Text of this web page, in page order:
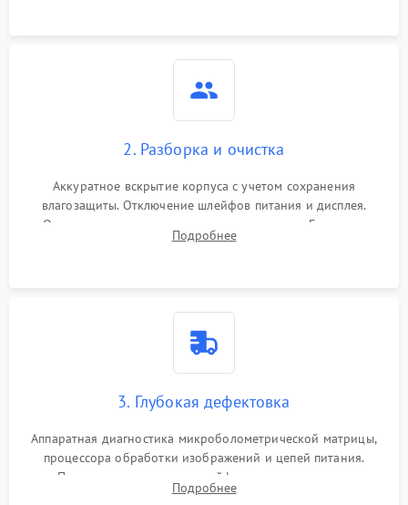
2. Разборка и очистка
Аккуратное вскрытие корпуса с учетом сохранения
влагозащиты. Отключение шлейфов питания и дисплея.
Очистка внутренних плат от окислов и пыли. Бережная
обработка германиевого объектива специализированными
Подробнее
3. Глубокая дефектовка
Аппаратная диагностика микроболометрической матрицы,
процессора обработки изображений и цепей питания.
Проверка целостности шлейфов, модуля памяти и
интерфейсов связи. Выявление сгоревших SMD-компонентов
Подробнее